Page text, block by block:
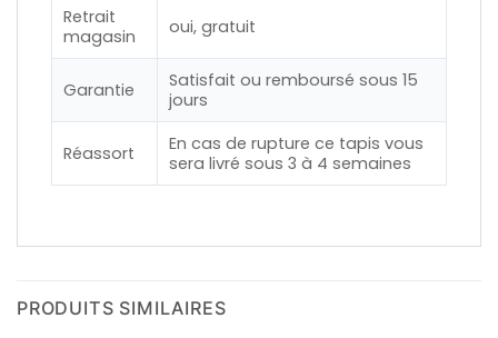
Retrait
magasin
oui, gratuit
Garantie
Satisfait ou remboursé sous 15
jours
Réassort
En cas de rupture ce tapis vous
sera livré sous 3 à 4 semaines
PRODUITS SIMILAIRES